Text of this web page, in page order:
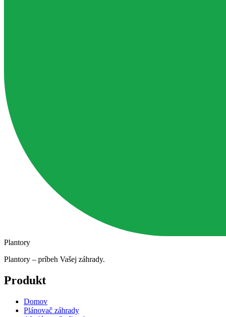
Plantory
Plantory – príbeh Vašej záhrady.
Produkt
Domov
Plánovač záhrady